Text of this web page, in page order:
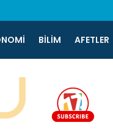
BILIM AFETLER